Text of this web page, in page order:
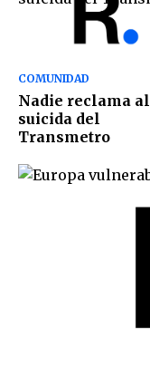
COMUNIDAD
Nadie reclama al
suicida del
Transmetro